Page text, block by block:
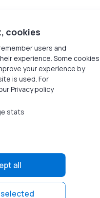
cookies
users and
experience. Some cookies
your experience by
is used. For
Privacy policy
stats
all